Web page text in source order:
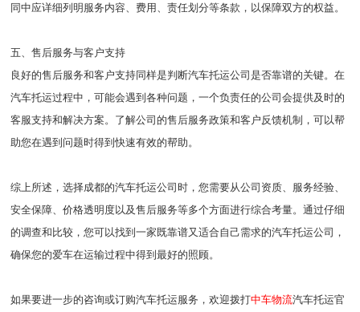
同中应详细列明服务内容、费用、责任划分等条款，以保障双方的权益。
五、售后服务与客户支持
良好的售后服务和客户支持同样是判断汽车托运公司是否靠谱的关键。在
汽车托运过程中，可能会遇到各种问题，一个负责任的公司会提供及时的
客服支持和解决方案。了解公司的售后服务政策和客户反馈机制，可以帮
助您在遇到问题时得到快速有效的帮助。
综上所述，选择成都的汽车托运公司时，您需要从公司资质、服务经验、
安全保障、价格透明度以及售后服务等多个方面进行综合考量。通过仔细
的调查和比较，您可以找到一家既靠谱又适合自己需求的汽车托运公司，
确保您的爱车在运输过程中得到最好的照顾。
如果要进一步的咨询或订购汽车托运服务，欢迎拨打中车物流汽车托运官